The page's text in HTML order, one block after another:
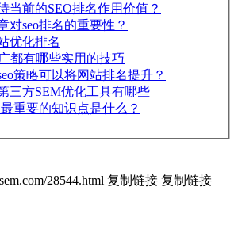
当前的SEO排名作用价值？
对seo排名的重要性？
优化排名
都有哪些实用的技巧
策略可以将网站排名提升？
三方SEM优化工具有哪些
重要的知识点是什么？
28544.html 复制链接 复制链接